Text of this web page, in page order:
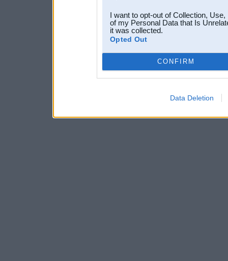
I want to opt-out of Collection,
of my Personal Data that Is
it was collected.
Opted Out
CONFIRM
Data Deletion